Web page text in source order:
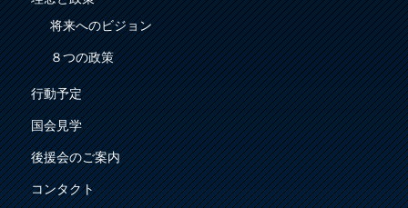
将来へのビジョン
８つの政策
行動予定
国会見学
後援会のご案内
コンタクト